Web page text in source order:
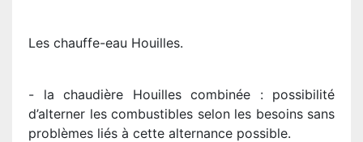
Les chauffe-eau Houilles.
- la chaudière Houilles combinée : possibilité
d’alterner les combustibles selon les besoins sans
problèmes liés à cette alternance possible.